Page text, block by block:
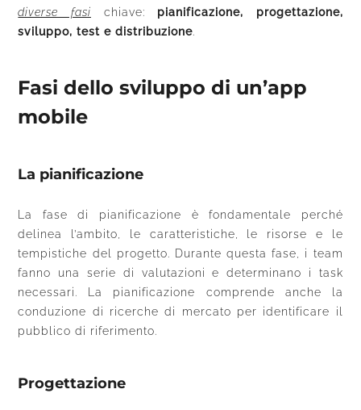
diverse fasi chiave: pianificazione, progettazione,
sviluppo, test e distribuzione
Fasi dello sviluppo di un’app
mobile
La pianificazione
La fase di pianificazione è fondamentale perché
delinea l’ambito, le caratteristiche, le risorse e le
tempistiche del progetto. Durante questa fase, i team
fanno una serie di valutazioni e determinano i task
necessari. La pianificazione comprende anche la
conduzione di ricerche di mercato per identificare il
pubblico di riferimento.
Progettazione